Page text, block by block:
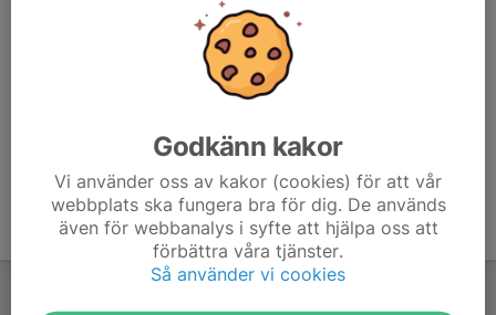
Godkänn kakor
Vi använder oss av kakor (cookies) för att vår
webbplats ska fungera bra för dig. De används
även för webbanalys i syfte att hjälpa oss att
förbättra våra tjänster.
Så använder vi cookies